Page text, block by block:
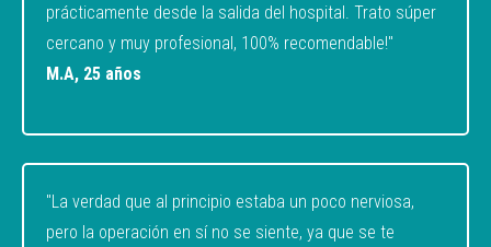
prácticamente desde la salida del hospital. Trato súper
cercano y muy profesional, 100% recomendable!"
M.A, 25 años
"La verdad que al principio estaba un poco nerviosa,
pero la operación en sí no se siente, ya que se te